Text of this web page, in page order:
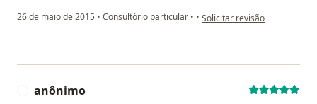
26 de maio de 2015 • Consultório particular • • na opinião do utilizador
Solicitar revisão
anônimo